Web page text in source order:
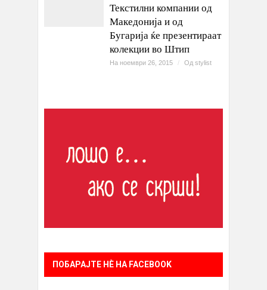
Текстилни компании од
Македонија и од
Бугарија ќе презентираат
колекции во Штип
На ноември 26, 2015 / Од stylist
ПОБАРАЈТЕ НÈ НА FACEBOOK